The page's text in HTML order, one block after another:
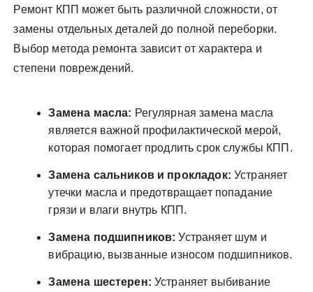
Ремонт КПП может быть различной сложности, от
замены отдельных деталей до полной переборки.
Выбор метода ремонта зависит от характера и
степени повреждений.
Замена масла: Регулярная замена масла
является важной профилактической мерой,
которая помогает продлить срок службы КПП.
Замена сальников и прокладок: Устраняет
утечки масла и предотвращает попадание
грязи и влаги внутрь КПП.
Замена подшипников: Устраняет шум и
вибрацию, вызванные износом подшипников.
Замена шестерен: Устраняет выбивание